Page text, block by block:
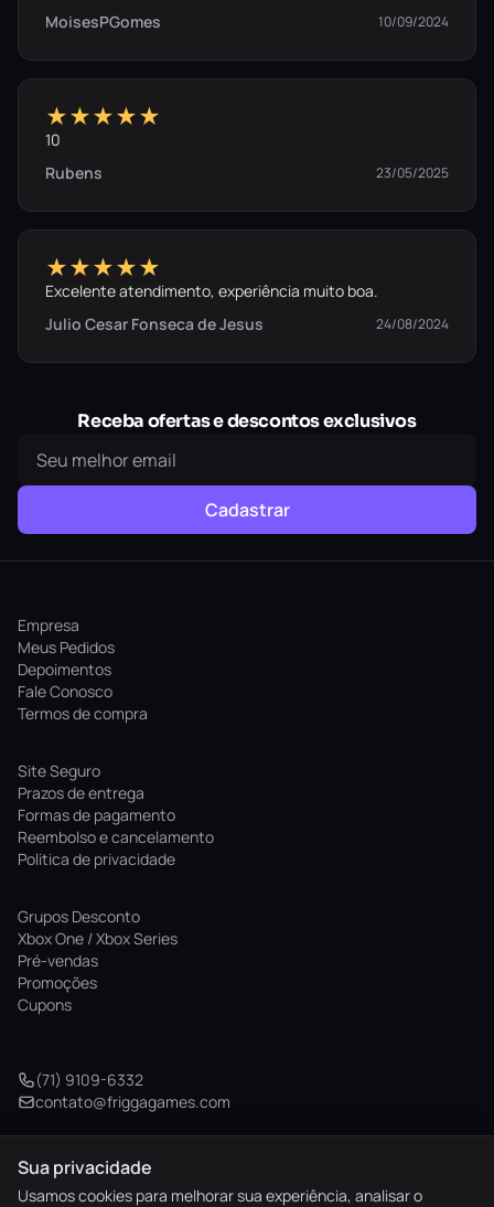
MoisesPGomes
10/09/2024
★★★★★
10
Rubens
23/05/2025
★★★★★
Excelente atendimento, experiência muito boa.
Julio Cesar Fonseca de Jesus
24/08/2024
Receba ofertas e descontos exclusivos
Cadastrar
Empresa
Meus Pedidos
Depoimentos
Fale Conosco
Termos de compra
Site Seguro
Prazos de entrega
Formas de pagamento
Reembolso e cancelamento
Politica de privacidade
Grupos Desconto
Xbox One / Xbox Series
Pré-vendas
Promoções
Cupons
(71) 9109-6332
contato@friggagames.com
© 2026 Frigga Games. Todos os direitos reservados.
Sua privacidade
Usamos cookies para melhorar sua experiência, analisar o